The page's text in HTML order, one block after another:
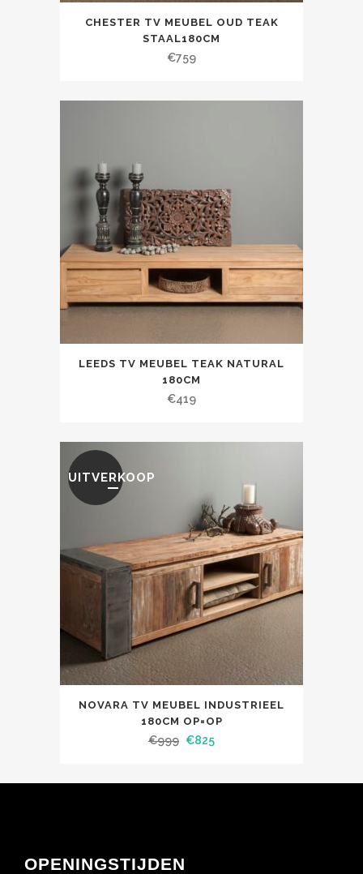
CHESTER TV MEUBEL OUD TEAK
STAAL180CM
€759
LEEDS TV MEUBEL TEAK NATURAL
180CM
€419
UITVERKOOP
NOVARA TV MEUBEL INDUSTRIEEL
180CM OP=OP
€999 €825
OPENINGSTIJDEN